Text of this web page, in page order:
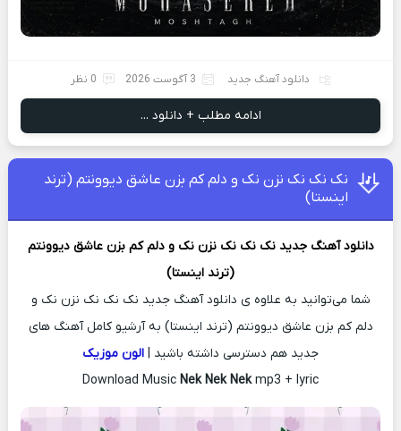
دانلود آهنگ جدید 3 آگوست 2026 0 نظر
ادامه مطلب + دانلود ...
نک نک نک نزن نک و دلم کم بزن عاشق دیوونتم (ترند
اینستا)
دانلود آهنگ جدید نک نک نک نزن نک و دلم کم بزن عاشق دیوونتم
(ترند اینستا)
شما می‌توانید به علاوه ی دانلود آهنگ جدید نک نک نک نزن نک و
دلم کم بزن عاشق دیوونتم (ترند اینستا) به آرشیو کامل آهنگ های
جدید هم دسترسی داشته باشید | الون موزیک
Download Music Nek Nek Nekmp3 + lyric